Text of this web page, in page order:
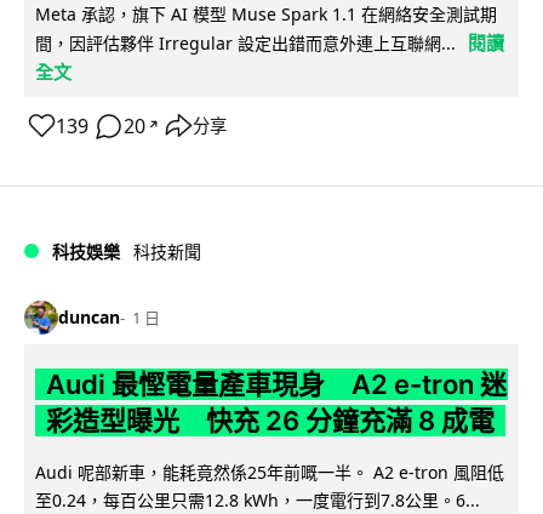
Meta 承認，旗下 AI 模型 Muse Spark 1.1 在網絡安全測試期
間，因評估夥伴 Irregular 設定出錯而意外連上互聯網...
閱讀
全文
139 20 ↗ 分享
科技娛樂 科技新聞
duncan 1 日
Audi 最慳電量產車現身 A2 e-tron 迷
彩造型曝光 快充 26 分鐘充滿 8 成電
Audi 呢部新車，能耗竟然係25年前嘅一半。 A2 e-tron 風阻低
至0.24，每百公里只需12.8 kWh，一度電行到7.8公里。6...